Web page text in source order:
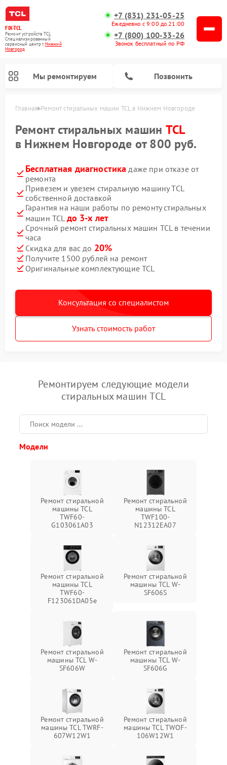
FIX-TCL
Ремонт устройств TCL
Специализированный
cервисный центр г.Нижний
Новгород
+7 (831) 231-05-25
Ежедневно с 9:00 до 21:00
+7 (800) 100-33-26
Звонок бесплатный по РФ
Мы ремонтируем Позвонить
Главная Ремонт стиральных машин TCL в Нижнем Новгороде
Ремонт стиральных машин TCL
в Нижнем Новгороде от 800 руб.
Бесплатная диагностика даже при отказе от
ремонта
Привезем и увезем стиральную машину TCL
собственной доставкой
Гарантия на наши работы по ремонту стиральных
машин TCL до 3-х лет
Срочный ремонт стиральных машин TCL в течении
часа
Скидка для вас до 20%
Получите 1500 рублей на ремонт
Оригинальные комплектующие TCL
Консультация со специалистом
Узнать стоимость работ
Ремонтируем следующие модели
стиральных машин TCL
Модели
Ремонт стиральной
машины TCL
TWF60-
G103061A03
Ремонт стиральной
машины TCL
TWF100-
N12312EA07
Ремонт стиральной
машины TCL
TWF60-
F123061DA05e
Ремонт стиральной
машины TCL W-
SF606S
Ремонт стиральной
машины TCL W-
SF606W
Ремонт стиральной
машины TCL W-
SF606G
Ремонт стиральной
машины TCL TWRF-
607W12W1
Ремонт стиральной
машины TCL TWOF-
106W12W1